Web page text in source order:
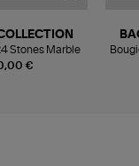
€
Stones Marble